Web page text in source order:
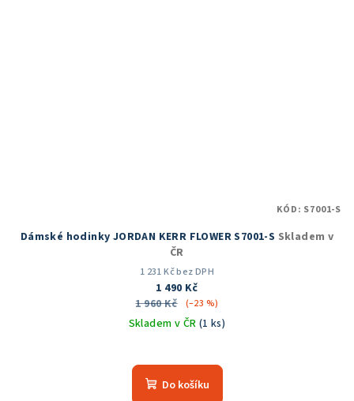
Dámské hodinky JORDAN KERR FLOWER S7001-S Skladem v
ČR
1 231 Kč bez DPH
1 490 Kč
1 960 Kč
(–23 %)
Skladem v ČR (1 ks)
hodnocení
produktu
Do košíku
KÓD: S7001-S